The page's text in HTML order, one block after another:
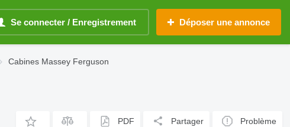
Se connecter / Enregistrement Déposer une annonce
Cabines Massey Ferguson
PDF Partager Problème